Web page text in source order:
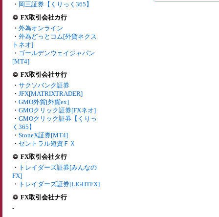
・ 岡三証券【くりっく365】
FX取引会社カ行
・ 外為オンライン
・ 外為どっとコム[外貨ネクス
トネオ]
・ ゴールデンウェイジャパン
[MT4]
FX取引会社サ行
・ サクソバンク証券
・ JFX[MATRIXTRADER]
・ GMO外貨[外貨ex]
・ GMOクリック証券[FXネオ]
・ GMOクリック証券【くりっ
く365】
・ StoneX証券[MT4]
・ セントラル短資ＦＸ
FX取引会社タ行
・ トレイダーズ証券[みんなの
FX]
・ トレイダーズ証券[LIGHTFX]
FX取引会社ナ行
-